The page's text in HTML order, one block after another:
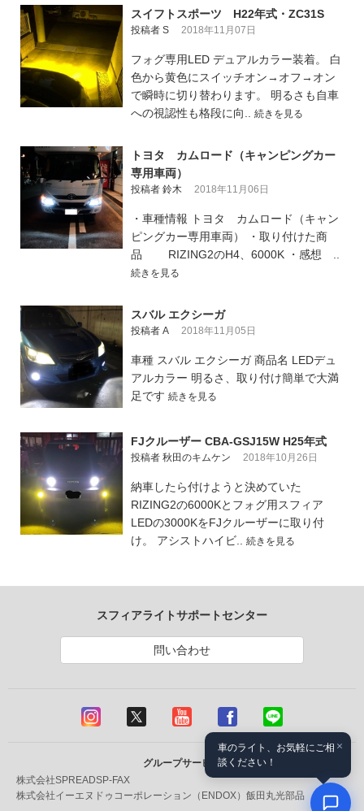
スイフトスポーツ H22年式・ZC31S
投稿者 S 2018年11月07日
フォグ専用LED デュアルカラー装着。 白
色から黄色にスイッチオン→オフ→オン
で瞬時に切り替わります。 明るさも自車
への視認性も格段に向.. 続きを見る
トヨタ カムロード（キャンピングカー
専用車両）
投稿者 鈴木 2018年11月06日
・車種情報 トヨタ カムロード（キャン
ピングカー専用車両） ・取り付けた商
品 RIZING2のH4、6000K ・感想 ..
続きを見る
スバル エクシーガ
投稿者 A 2018年11月05日
車種 スバル エクシーガ 商品名 LEDデュ
アルカラー 明るさ、取り付け簡単で大満
足です 続きを見る
FJクルーザー CBA-GSJ15W H25年式
投稿者 秋田のキムケン 2018年10月26日
納車したら付けようと決めていた
RIZING2の6000Kとフォグ用スフィア
LEDの3000KをFJクルーザーに取り付
け。 アシストハイビ.. 続きを見る
スフィアライトサポートセンター
問い合わせ
グループサービス
株式会社SPREADSP-FAX
株式会社イーエヌドゥコーポレーション（ENDOX） 飯田丸光部品
×
車のライト、お気軽にご相
談ください！